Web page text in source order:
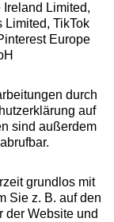
Ireland Limited,
Limited, TikTok
Europe
durch
auf
sind außerdem
grundlos mit
Sie z. B. auf den
der Website und